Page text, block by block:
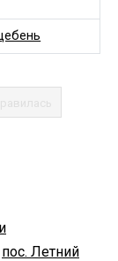
пос. Летний